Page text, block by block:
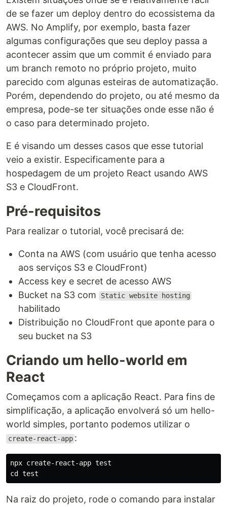
de se fazer um deploy dentro do ecossistema da
AWS. No Amplify, por exemplo, basta fazer
algumas configurações que seu deploy passa a
acontecer assim que um commit é enviado para
um branch remoto no próprio projeto, muito
parecido com algunas esteiras de automatização.
Porém, dependendo do projeto, ou até mesmo da
empresa, pode-se ter situações onde esse não é
o caso para determinado projeto.
E é visando um desses casos que esse tutorial
veio a existir. Especificamente para a
hospedagem de um projeto React usando AWS
S3 e CloudFront.
Pré-requisitos
Para realizar o tutorial, você precisará de:
Conta na AWS (com usuário que tenha acesso
aos serviços S3 e CloudFront)
Access key e secret de acesso AWS
Bucket na S3 com
Static website hosting
habilitado
Distribuição no CloudFront que aponte para o
seu bucket na S3
Criando um hello-world em
React
Começamos com a aplicação React. Para fins de
simplificação, a aplicação envolverá só um hello-
world simples, portanto podemos utilizar o
create-react-app :
npx create-react-app test
cd test
Na raiz do projeto, rode o comando para instalar